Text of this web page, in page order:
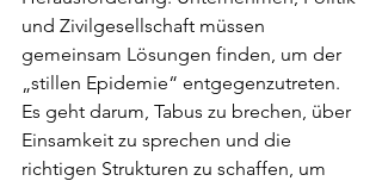
und Zivilgesellschaft müssen
gemeinsam Lösungen finden, um der
„stillen Epidemie“ entgegenzutreten.
Es geht darum, Tabus zu brechen, über
Einsamkeit zu sprechen und die
richtigen Strukturen zu schaffen, um